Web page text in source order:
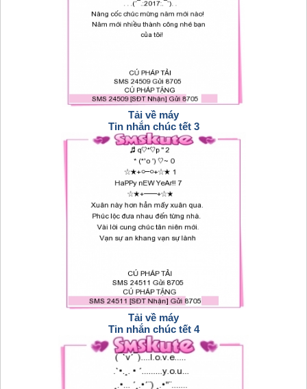
Tải về máy
Tin nhắn chúc tết 3
Tải về máy
Tin nhắn chúc tết 4